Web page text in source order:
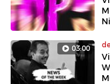
03:00